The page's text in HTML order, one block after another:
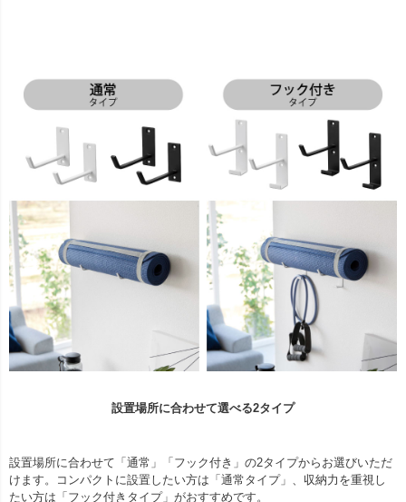
設置場所に合わせて選べる2タイプ
設置場所に合わせて「通常」「フック付き」の2タイプからお選びいただ
けます。コンパクトに設置したい方は「通常タイプ」、収納力を重視し
たい方は「フック付きタイプ」がおすすめです。